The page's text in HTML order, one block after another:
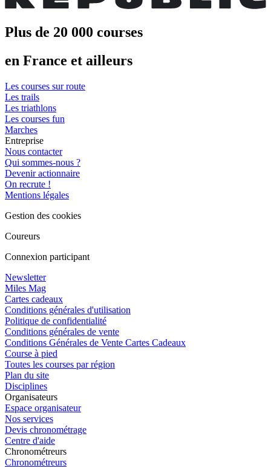
Plus de 20 000 courses
en France et ailleurs
Les courses sur route
Les trails
Les triathlons
Les courses fun
Marches
Entreprise
Nous contacter
Qui sommes-nous ?
Devenir actionnaire
On recrute !
Mentions légales
Gestion des cookies
Coureurs
Connexion participant
Newsletter
Miles Mag
Cartes cadeaux
Conditions générales d'utilisation
Politique de confidentialité
Conditions générales de vente
Conditions Générales de Vente Cartes Cadeaux
Course à pied
Toutes les courses par région
Plan du site
Disciplines
Organisateurs
Espace organisateur
Nos services
Devis chronométrage
Centre d'aide
Chronométreurs
Chronométreurs